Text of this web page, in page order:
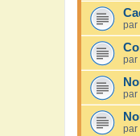
par
par
par
par